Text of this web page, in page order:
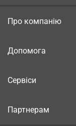
Про компанію
Допомога
Сервіси
Партнерам